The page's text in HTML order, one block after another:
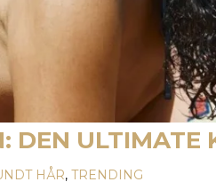
DEN ULTIMATE
HÅR, TRENDING